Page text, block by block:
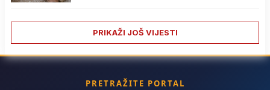
PRIKAŽI JOŠ VIJESTI
PRETRAŽITE PORTAL